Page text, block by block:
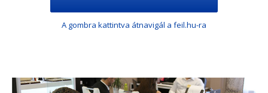
A gombra kattintva átnavigál a feil.hu-ra